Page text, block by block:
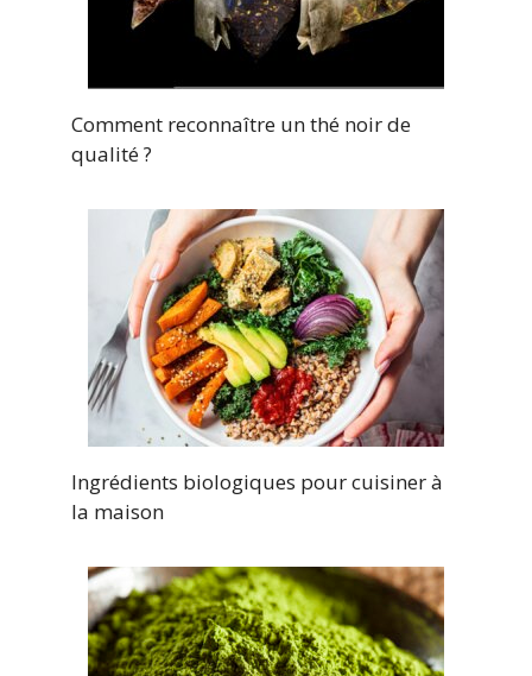
Comment reconnaître un thé noir de
qualité ?
Ingrédients biologiques pour cuisiner à
la maison